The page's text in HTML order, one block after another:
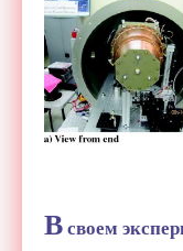
Всвоем